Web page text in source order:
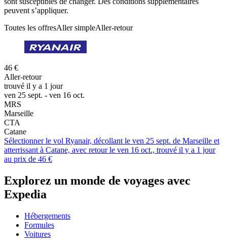
peuvent s’appliquer.
Toutes les offresAller simpleAller-retour
46 €
Aller-retour
trouvé il y a 1 jour
ven 25 sept. - ven 16 oct.
MRS
Marseille
CTA
Catane
Sélectionner le vol Ryanair, décollant le ven 25 sept. de Marseille et
atterrissant à Catane, avec retour le ven 16 oct., trouvé il y a 1 jour
au prix de 46 €
Explorez un monde de voyages avec
Expedia
Hébergements
Formules
Voitures